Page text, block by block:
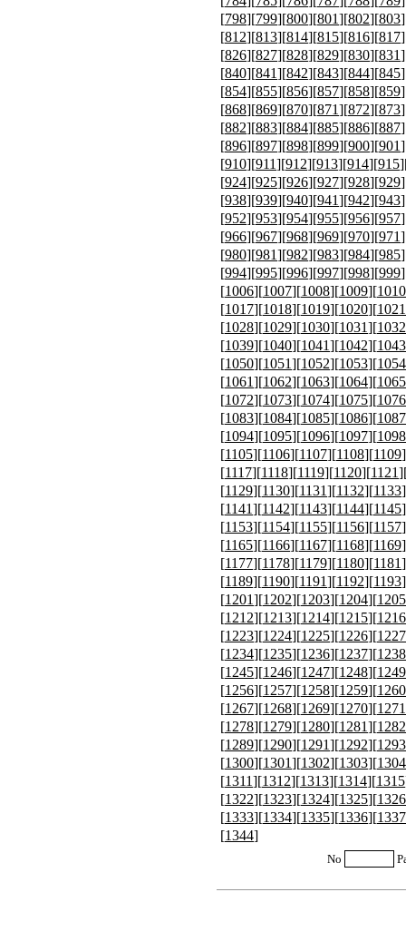
[798][799][800][801][802][803
[812][813][814][815][816][817
[826][827][828][829][830][831
[840][841][842][843][844][845
[854][855][856][857][858][859
[868][869][870][871][872][873
[882][883][884][885][886][887
[896][897][898][899][900][901
[910][911][912][913][914][915
[924][925][926][927][928][929
[938][939][940][941][942][943
[952][953][954][955][956][957
[966][967][968][969][970][971
[980][981][982][983][984][985
[994][995][996][997][998][999
[1006][1007][1008][1009][1010
[1017][1018][1019][1020][1021
[1028][1029][1030][1031][1032
[1039][1040][1041][1042][1043
[1050][1051][1052][1053][1054
[1061][1062][1063][1064][1065
[1072][1073][1074][1075][1076
[1083][1084][1085][1086][1087
[1094][1095][1096][1097][1098
[1105][1106][1107][1108][1109
[1117][1118][1119][1120][1121
[1129][1130][1131][1132][1133
[1141][1142][1143][1144][1145
[1153][1154][1155][1156][1157
[1165][1166][1167][1168][1169
[1177][1178][1179][1180][1181
[1189][1190][1191][1192][1193
[1201][1202][1203][1204][1205
[1212][1213][1214][1215][1216
[1223][1224][1225][1226][1227
[1234][1235][1236][1237][1238
[1245][1246][1247][1248][1249
[1256][1257][1258][1259][1260
[1267][1268][1269][1270][1271
[1278][1279][1280][1281][1282
[1289][1290][1291][1292][1293
[1300][1301][1302][1303][1304
[1311][1312][1313][1314][1315
[1322][1323][1324][1325][1326
[1333][1334][1335][1336][1337
[1344]
No